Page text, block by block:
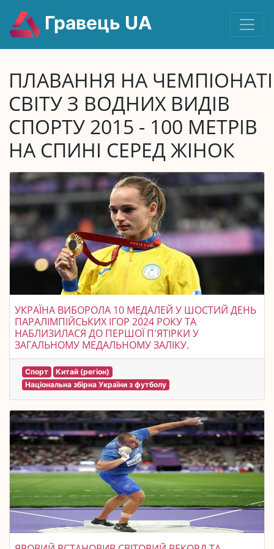
Гравець UA
ПЛАВАННЯ НА ЧЕМПІОНАТІ
СВІТУ З ВОДНИХ ВИДІВ
СПОРТУ 2015 - 100 МЕТРІВ
НА СПИНІ СЕРЕД ЖІНОК
УКРАЇНА ВИБОРОЛА 10 МЕДАЛЕЙ У ШОСТИЙ ДЕНЬ
ПАРАЛІМПІЙСЬКИХ ІГОР 2024 РОКУ ТА
НАБЛИЗИЛАСЯ ДО ПЕРШОЇ П'ЯТІРКИ У
ЗАГАЛЬНОМУ МЕДАЛЬНОМУ ЗАЛІКУ.
Спорт
Китай (регіон)
Національна збірна України з футболу